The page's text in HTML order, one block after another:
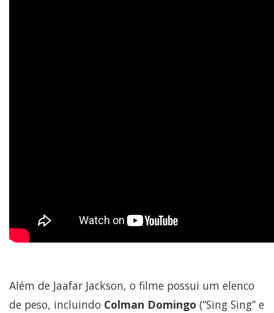
Além de Jaafar Jackson, o filme possui um elenco
de peso, incluindo Colman Domingo (“Sing Sing” e